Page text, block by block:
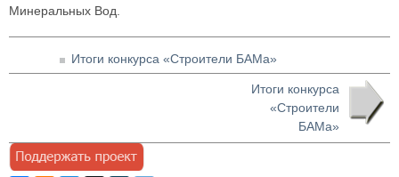
Минеральных Вод.
Итоги конкурса «Строители БАМа»
Итоги конкурса
«Строители
БАМа»